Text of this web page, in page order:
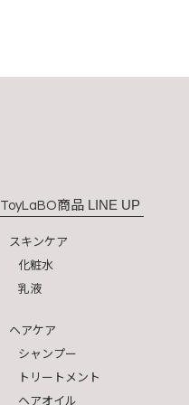
ToyLaBO商品 LINE UP
スキンケア
化粧水
乳液
ヘアケア
シャンプー
トリートメント
ヘアオイル